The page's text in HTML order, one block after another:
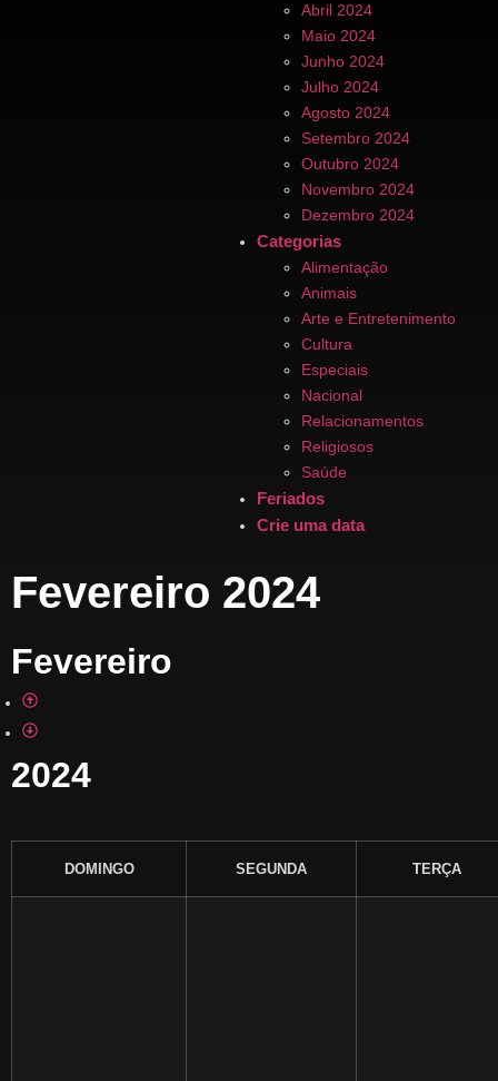
Abril 2024
Maio 2024
Junho 2024
Julho 2024
Agosto 2024
Setembro 2024
Outubro 2024
Novembro 2024
Dezembro 2024
Categorias
Alimentação
Animais
Arte e Entretenimento
Cultura
Especiais
Nacional
Relacionamentos
Religiosos
Saúde
Feriados
Crie uma data
Fevereiro 2024
Fevereiro
2024
DOMINGO SEGUNDA TERÇA